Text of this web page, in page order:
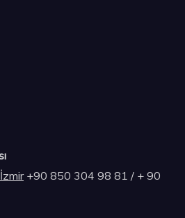
+90 850 304 98 81 / + 90